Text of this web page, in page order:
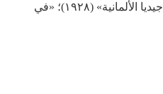
نقد العنف» (١٩٢١)؛ «أصول التراجيديا الألمانية» (١٩٢٨)؛ «في